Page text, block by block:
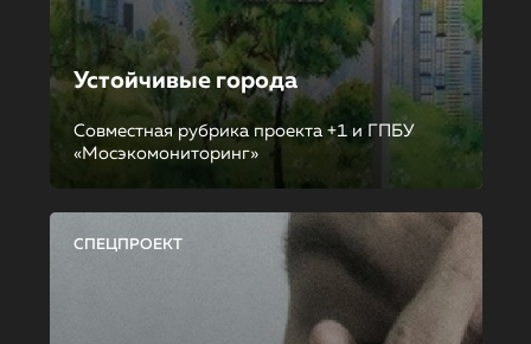
Устойчивые города
Совместная рубрика проекта +1 и ГПБУ
«Мосэкомониторинг»
СПЕЦПРОЕКТ